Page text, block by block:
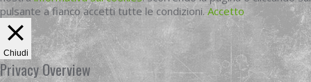
pulsante a fianco accetti tutte le condizioni. Accetto
Chiudi
Privacy Overview